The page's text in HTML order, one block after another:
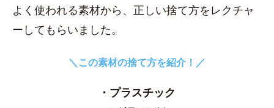
よく使われる素材から、正しい捨て方をレクチャ
ーしてもらいました。
＼この素材の捨て方を紹介！／
・プラスチック